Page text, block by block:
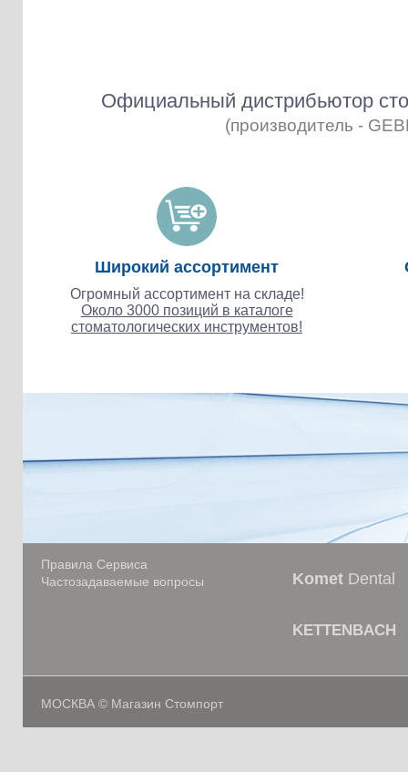
Официальный дистрибьютор
(производитель -
Широкий ассортимент
Огромный ассортимент на складе!
Около 3000 позиций в каталоге
стоматологических инструментов!
Правила Сервиса
Частозадаваемые вопросы
Komet Dental
KETTENBACH
МОСКВА © Магазин Стомпорт